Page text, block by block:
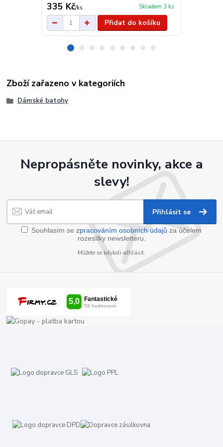
335 Kč/ks Skladem 3 ks
Přidat do košíku
Zboží zařazeno v kategoriích
Dámské batohy
Nepropásněte novinky, akce a
slevy!
Přihlásit se
Souhlasím se zpracováním osobních údajů za účelem
rozesílky newsletteru.
Můžete se kdykoli odhlásit.